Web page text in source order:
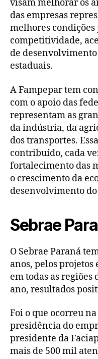
visam melhorar os
das empresas
melhores condições
competitividade,
de
estaduais.
A Fampepar tem
com o apoio das
representam as
da indústria, da
dos transportes.
contribuído, cada
fortalecimento das
o crescimento da
desenvolvimento
Sebrae
O Sebrae Paraná
anos, pelos projetos
em todas as
ano, resultados
Foi o que ocorreu
presidência do
presidente da
mais de 500 mil